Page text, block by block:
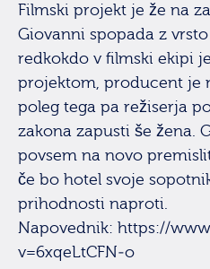
Filmski projekt je že na
Giovanni spopada z
redkokdo v filmski ekipi
projektom, producent je
poleg tega pa režiserja
zakona zapusti še žena.
povsem na novo
če bo hotel svoje
prihodnosti naproti.
Napovednik: https://
v=6xqeLtCFN-o